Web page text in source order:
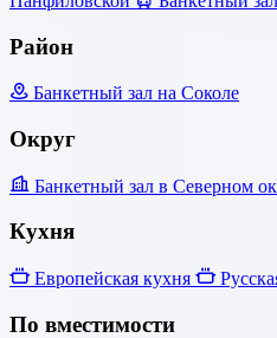
Район
Банкетный зал на Соколе
Округ
Банкетный зал в Северном
Кухня
Европейская кухня
По вместимости